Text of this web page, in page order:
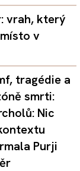
vrah, který
v
tragédie a
smrti:
Nic
Purji